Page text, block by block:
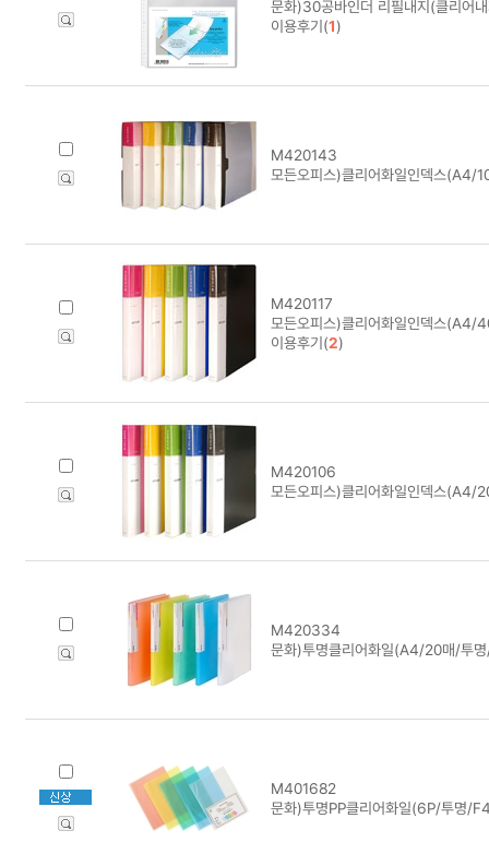
문화)30공바인더 리필내지(클리어
이용후기(1)
M420143
모든오피스)클리어화일인덱스(A4/
M420117
모든오피스)클리어화일인덱스(A4/
이용후기(2)
M420106
모든오피스)클리어화일인덱스(A4/
M420334
문화)투명클리어화일(A4/20매/투
M401682
문화)투명PP클리어화일(6P/투명/